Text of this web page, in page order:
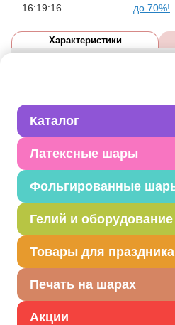
Каталог
Латексные шары
Фольгированные
Гелий и оборудование
Товары для праздника
Печать на шарах
Акции
16:19:16
до 70%!
Характеристики
Штрих код
Исходный материал
Дата последнего изменения
Описание товара
Товар из коллекции